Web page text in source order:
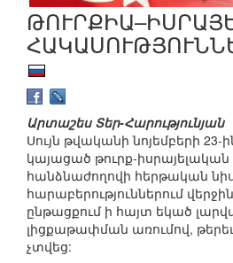
Արտաշես Տեր-Հարությունյան
Սույն թվականի նոյեմբերի 23-
կայացած թուրք-
հանձնաժողովի հերթական
հարաբերություններում
ընթացքում ի հայտ եկած
լիցքաթափման առումով,
չտվեց: